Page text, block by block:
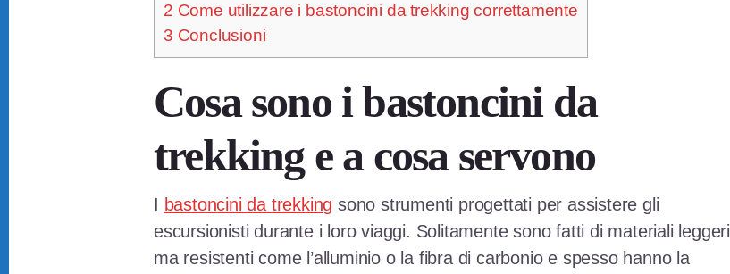
2 Come utilizzare i bastoncini da trekking correttamente
3 Conclusioni
Cosa sono i bastoncini da
trekking e a cosa servono
I bastoncini da trekking sono strumenti progettati per assistere gli
escursionisti durante i loro viaggi. Solitamente sono fatti di materiali leggeri
ma resistenti come l’alluminio o la fibra di carbonio e spesso hanno la